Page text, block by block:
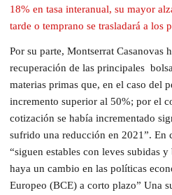
18% en tasa interanual, su mayor
tarde o temprano se trasladará a los
Por su parte, Montserrat Casanovas
recuperación de las principales
materias primas que, en el caso del
incremento superior al 50%; por el
cotización se había incrementado
sufrido una reducción en 2021”. En
“siguen estables con leves subidas
haya un cambio en las políticas
Europeo (BCE) a corto plazo” Una